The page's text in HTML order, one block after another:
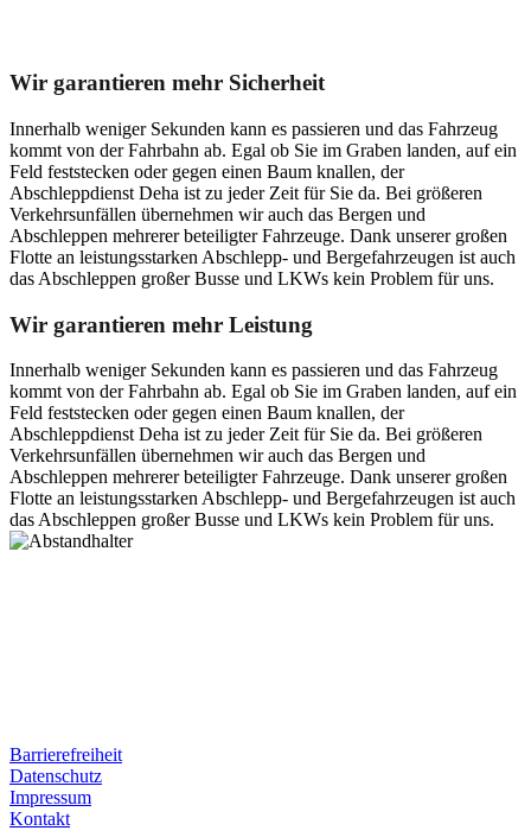
Wir garantieren mehr Sicherheit
Innerhalb weniger Sekunden kann es passieren und das Fahrzeug
kommt von der Fahrbahn ab. Egal ob Sie im Graben landen, auf ein
Feld feststecken oder gegen einen Baum knallen, der
Abschleppdienst Deha ist zu jeder Zeit für Sie da. Bei größeren
Verkehrsunfällen übernehmen wir auch das Bergen und
Abschleppen mehrerer beteiligter Fahrzeuge. Dank unserer großen
Flotte an leistungsstarken Abschlepp- und Bergefahrzeugen ist auch
das Abschleppen großer Busse und LKWs kein Problem für uns.
Wir garantieren mehr Leistung
Innerhalb weniger Sekunden kann es passieren und das Fahrzeug
kommt von der Fahrbahn ab. Egal ob Sie im Graben landen, auf ein
Feld feststecken oder gegen einen Baum knallen, der
Abschleppdienst Deha ist zu jeder Zeit für Sie da. Bei größeren
Verkehrsunfällen übernehmen wir auch das Bergen und
Abschleppen mehrerer beteiligter Fahrzeuge. Dank unserer großen
Flotte an leistungsstarken Abschlepp- und Bergefahrzeugen ist auch
das Abschleppen großer Busse und LKWs kein Problem für uns.
Barrierefreiheit
Datenschutz
Impressum
Kontakt